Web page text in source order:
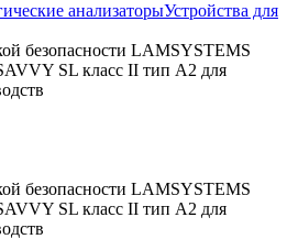
анализаторыУстройства для
безопасности LAMSYSTEMS
SL класс II тип A2 для